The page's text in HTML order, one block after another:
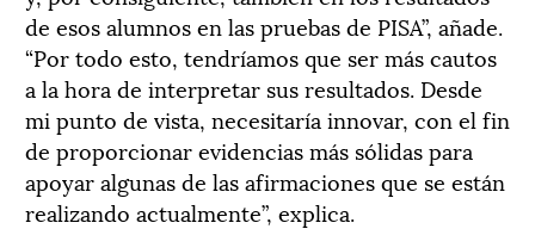
de esos alumnos en las pruebas de PISA”, añade.
“Por todo esto, tendríamos que ser más cautos
a la hora de interpretar sus resultados. Desde
mi punto de vista, necesitaría innovar, con el fin
de proporcionar evidencias más sólidas para
apoyar algunas de las afirmaciones que se están
realizando actualmente”, explica.